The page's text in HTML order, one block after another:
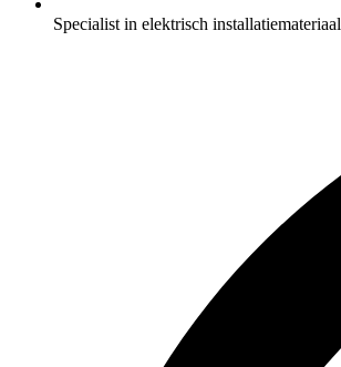
Specialist in elektrisch installatiemateriaal